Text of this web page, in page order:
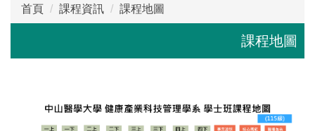
首頁 課程資訊 課程地圖
課程地圖